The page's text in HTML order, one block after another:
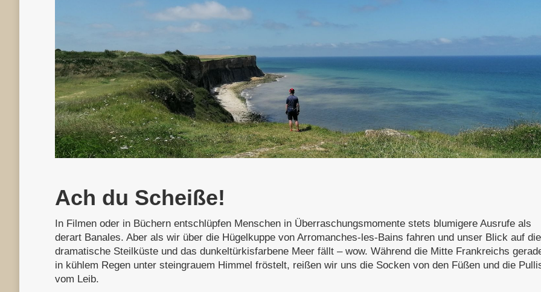
Ach du Scheiße!
In Filmen oder in Büchern entschlüpfen Menschen in Überraschungsmomente stets blumigere Ausrufe als
derart Banales. Aber als wir über die Hügelkuppe von Arromanches-les-Bains fahren und unser Blick auf die
dramatische Steilküste und das dunkeltürkisfarbene Meer fällt – wow. Während die Mitte Frankreichs
in kühlem Regen unter steingrauem Himmel fröstelt, reißen wir uns die Socken von den Füßen und die
vom Leib.